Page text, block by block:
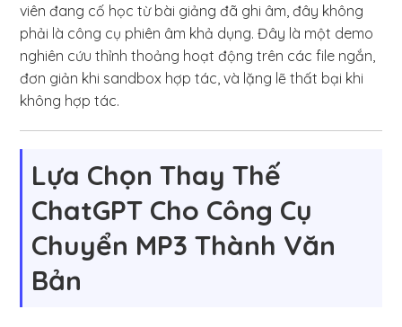
viên đang cố học từ bài giảng đã ghi âm, đây không
phải là công cụ phiên âm khả dụng. Đây là một demo
nghiên cứu thỉnh thoảng hoạt động trên các file ngắn,
đơn giản khi sandbox hợp tác, và lặng lẽ thất bại khi
không hợp tác.
Lựa Chọn Thay Thế
ChatGPT Cho Công Cụ
Chuyển MP3 Thành Văn
Bản